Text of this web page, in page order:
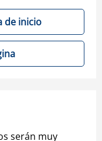
de inicio
serán muy